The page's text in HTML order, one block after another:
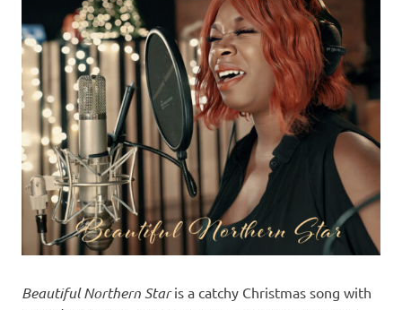
Beautiful Northern Staris a catchy Christmas song with